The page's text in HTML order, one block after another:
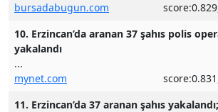
bursadabugun.com
10. Erzincan’da aranan 37 şahıs polis
yakalandı
...
mynet.com
11. Erzincan’da 37 aranan şahıs